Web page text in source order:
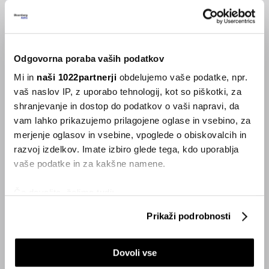
Odgovorna poraba vaših podatkov
Mi in naši 1022partnerji obdelujemo vaše podatke, npr.
vaš naslov IP, z uporabo tehnologij, kot so piškotki, za
shranjevanje in dostop do podatkov o vaši napravi, da
vam lahko prikazujemo prilagojene oglase in vsebino, za
merjenje oglasov in vsebine, vpoglede o obiskovalcih in
razvoj izdelkov. Imate izbiro glede tega, kdo uporablja
vaše podatke in za kakšne namene.
Identificirati napravo z aktivnim preverjanjem
lastnosti (odčitavanje prstnih odtisov)
Prikaži podrobnosti
Dovoli vse
VSE NOVICE IZ RUBRIKE SMART
Inspiracija